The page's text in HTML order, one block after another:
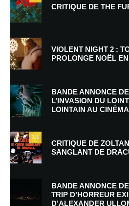
Nom*
E-mail* Site
Enregistrer mon nom, mon e-mail et
mon prochain commentaire.
Prévenez-moi de tous les nouveaux
CRITIQUE DE THE
VIOLENT NIGHT 2 :
PROLONGE NOËL
BANDE ANNONCE
L’INVASION DU
LOINTAIN AU CINÉMA
7.5
CRITIQUE DE
SANGLANT DE
BANDE ANNONCE
TRIP D’HORREUR
D’ALEXANDER